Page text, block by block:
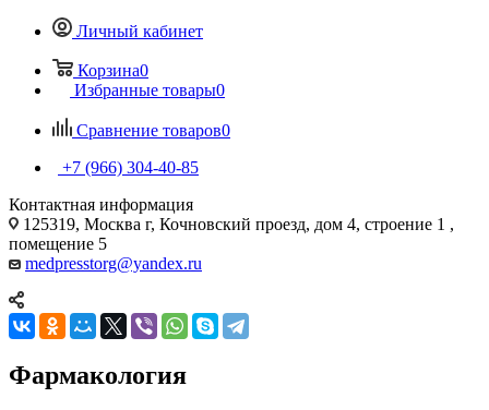
Личный кабинет
Корзина0
Избранные товары0
Сравнение товаров0
+7 (966) 304-40-85
Контактная информация
125319, Москва г, Кочновский проезд, дом 4, строение 1 ,
помещение 5
medpresstorg@yandex.ru
Фармакология